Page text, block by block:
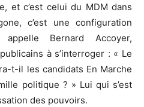
et c’est celui du MDM dans
c’est une configuration
Bernard Accoyer,
à s’interroger : « Le
t-il les candidats En Marche
politique ? » Lui qui s’est
des pouvoirs.